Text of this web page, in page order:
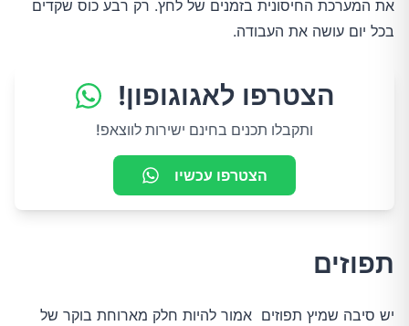
את המערכת החיסונית בזמנים של לחץ. רק רבע כוס שקדים
בכל יום עושה את העבודה.
הצטרפו לאגוגופון!
ותקבלו תכנים בחינם ישירות לווצאפ!
הצטרפו עכשיו
תפוזים
יש סיבה שמיץ תפוזים אמור להיות חלק מארוחת בוקר של